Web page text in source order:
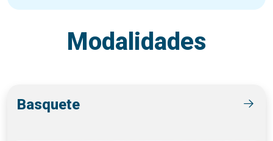
Modalidades
Basquete